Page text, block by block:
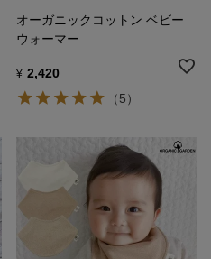
オーガニックコットン ベビー
ウォーマー
¥ 2,420
（5）